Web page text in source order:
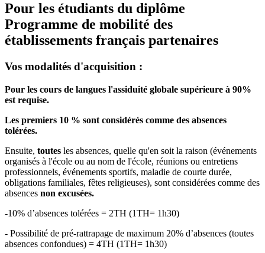
Pour les étudiants du diplôme
Programme de mobilité des
établissements français partenaires
Vos modalités d'acquisition :
Pour les cours de langues l'assiduité globale supérieure à 90%
est requise.
Les premiers 10 % sont considérés comme des absences
tolérées.
Ensuite, toutes les absences, quelle qu'en soit la raison (événements
organisés à l'école ou au nom de l'école, réunions ou entretiens
professionnels, événements sportifs, maladie de courte durée,
obligations familiales, fêtes religieuses), sont considérées comme des
absences non excusées.
-10% d’absences tolérées = 2TH (1TH= 1h30)
- Possibilité de pré-rattrapage de maximum 20% d’absences (toutes
absences confondues) = 4TH (1TH= 1h30)